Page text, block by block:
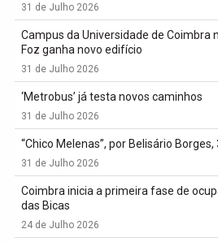
31 de Julho 2026
Campus da Universidade de Coimbra
Foz ganha novo edifício
31 de Julho 2026
‘Metrobus’ já testa novos caminhos
31 de Julho 2026
“Chico Melenas”, por Belisário Borges,
31 de Julho 2026
Coimbra inicia a primeira fase de
das Bicas
24 de Julho 2026